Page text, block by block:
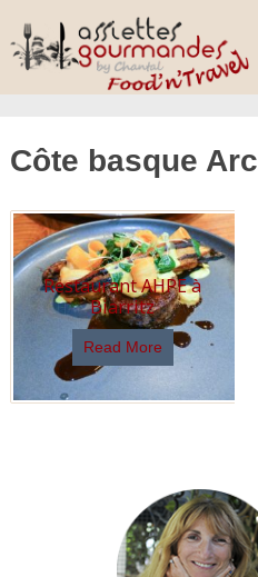
Côte basque
Restaurant AHPE à
Biarritz
Read More